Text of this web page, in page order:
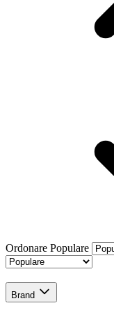
Ordonare Populare
Brand